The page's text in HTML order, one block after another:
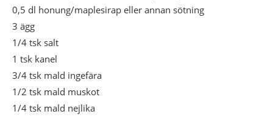
0,5 dl honung/maplesirap eller annan sötning
3 ägg
1/4 tsk salt
1 tsk kanel
3/4 tsk mald ingefära
1/2 tsk mald muskot
1/4 tsk mald nejlika